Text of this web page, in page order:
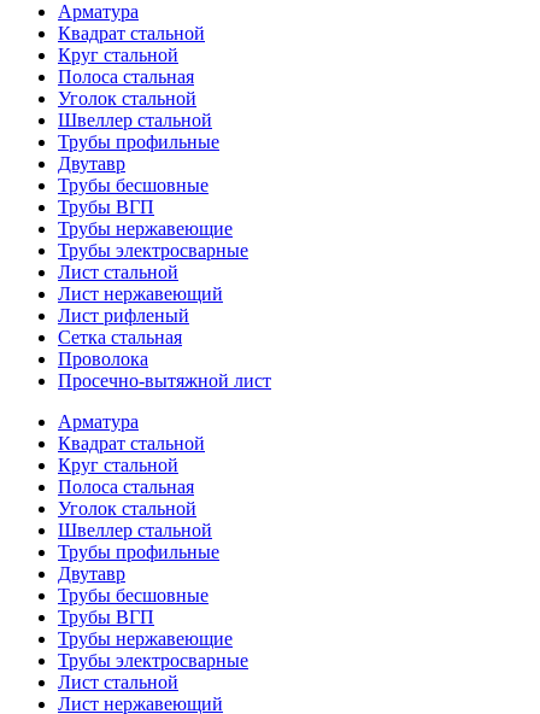
Арматура
Квадрат стальной
Круг стальной
Полоса стальная
Уголок стальной
Швеллер стальной
Трубы профильные
Двутавр
Трубы бесшовные
Трубы ВГП
Трубы нержавеющие
Трубы электросварные
Лист стальной
Лист нержавеющий
Лист рифленый
Сетка стальная
Проволока
Просечно-вытяжной лист
Арматура
Квадрат стальной
Круг стальной
Полоса стальная
Уголок стальной
Швеллер стальной
Трубы профильные
Двутавр
Трубы бесшовные
Трубы ВГП
Трубы нержавеющие
Трубы электросварные
Лист стальной
Лист нержавеющий